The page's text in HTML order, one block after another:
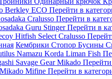
Berkley ECO Перейти в
Cralusso Перейти в
Guru StingerПерейти в
Hitfish Select Cralusso
Кембрики Стопор Бусины
Namazu Korda Liman Fish
Savage GearMikado
Mikado Mifine Перейти в